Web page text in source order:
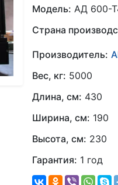
Модель: АД 600-
Страна
Производитель:
Вес, кг: 5000
Длина, см: 430
Ширина, см: 190
Высота, см: 230
Гарантия: 1 год